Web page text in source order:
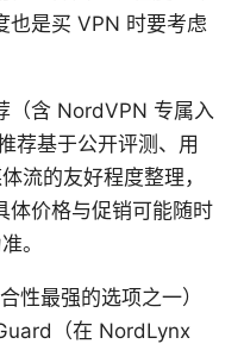
也是买 VPN 时要考虑
（含 NordVPN 专属入
荐基于公开评测、用
流的友好程度整理，
体价格与促销可能随时
。
性最强的选项之一）
（在 NordLynx